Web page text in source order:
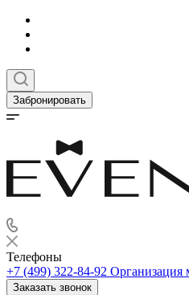
Забронировать
Телефоны
+7 (499) 322-84-92 Организация
Заказать звонок